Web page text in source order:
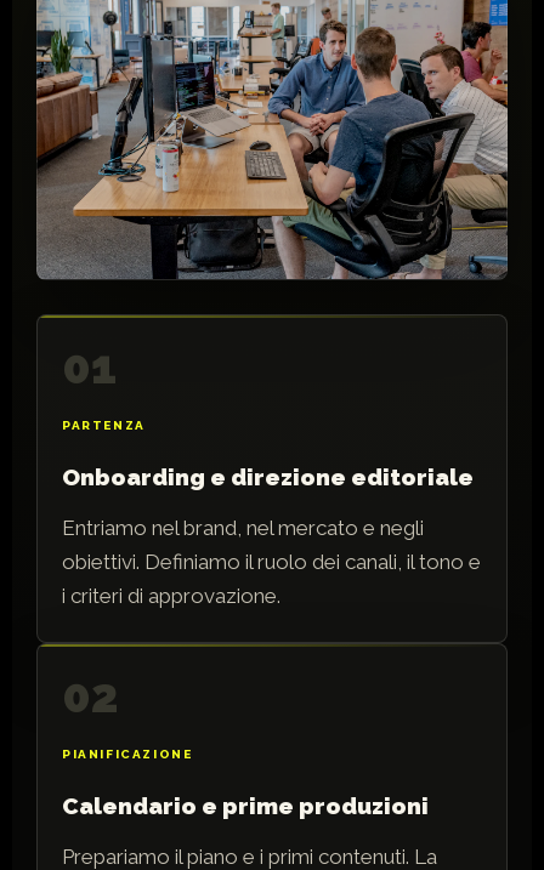
01
PARTENZA
Onboarding e direzione editoriale
Entriamo nel brand, nel mercato e negli
obiettivi. Definiamo il ruolo dei canali, il tono e
i criteri di approvazione.
02
PIANIFICAZIONE
Calendario e prime produzioni
Prepariamo il piano e i primi contenuti. La